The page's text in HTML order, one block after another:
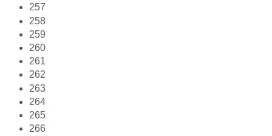
257
258
259
260
261
262
263
264
265
266